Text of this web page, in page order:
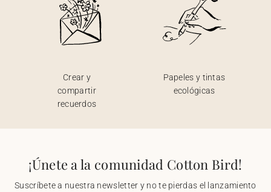
Crear y
compartir
recuerdos
Papeles y tintas
ecológicas
¡Únete a la comunidad Cotton Bird!
Suscríbete a nuestra newsletter y no te pierdas el lanzamiento